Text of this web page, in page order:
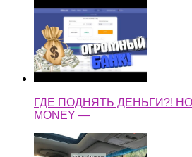
ГДЕ ПОДНЯТЬ ДЕНЬГИ?!
MONEY —